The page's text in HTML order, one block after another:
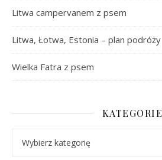
Litwa campervanem z psem
Litwa, Łotwa, Estonia – plan podróży
Wielka Fatra z psem
KATEGORIE